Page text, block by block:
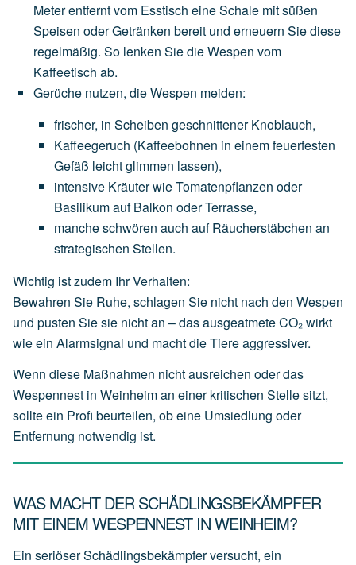
Meterentferntvom Esstisch eineSchale mitsüßen
Speisen oderGetränken bereit und erneuern Siediese
regelmäßig. So lenken SiedieWespen vom
Kaffeetisch ab.
Gerüche nutzen, die Wespen meiden:
frischer, in Scheiben geschnittener Knoblauch,
Kaffeegeruch (Kaffeebohnen in einemfeuerfesten
Gefäß leichtglimmen lassen),
intensive KräuterwieTomatenpflanzen oder
Basilikumauf Balkon oderTerrasse,
mancheschwören auch auf Räucherstäbchen an
strategischen Stellen.
Wichtig ist zudem Ihr Verhalten:
Bewahren Sie Ruhe, schlagen Sie nicht nach den Wespen
und pusten Sie sie nicht an – das ausgeatmete CO₂ wirkt
wie ein Alarmsignal und macht die Tiere aggressiver.
Wenn diese Maßnahmen nicht ausreichen oder das
Wespennest in Weinheim an einer kritischen Stelle sitzt,
sollte ein Profi beurteilen, ob eine Umsiedlung oder
Entfernung notwendig ist.
WAS MACHT DER SCHÄDLINGSBEKÄMPFER
MIT EINEM WESPENNEST IN WEINHEIM?
Ein seriöser Schädlingsbekämpfer versucht, ein